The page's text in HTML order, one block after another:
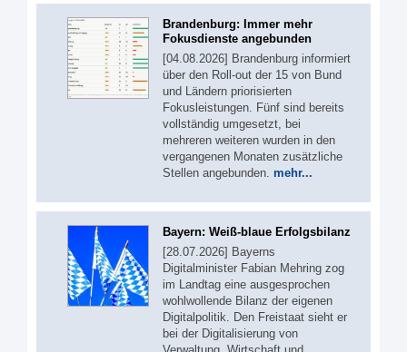
Brandenburg: Immer mehr
Fokusdienste angebunden
[04.08.2026] Brandenburg informiert
über den Roll-out der 15 von Bund
und Ländern priorisierten
Fokusleistungen. Fünf sind bereits
vollständig umgesetzt, bei
mehreren weiteren wurden in den
vergangenen Monaten zusätzliche
Stellen angebunden. mehr...
Bayern: Weiß-blaue Erfolgsbilanz
[28.07.2026] Bayerns
Digitalminister Fabian Mehring zog
im Landtag eine ausgesprochen
wohlwollende Bilanz der eigenen
Digitalpolitik. Den Freistaat sieht er
bei der Digitalisierung von